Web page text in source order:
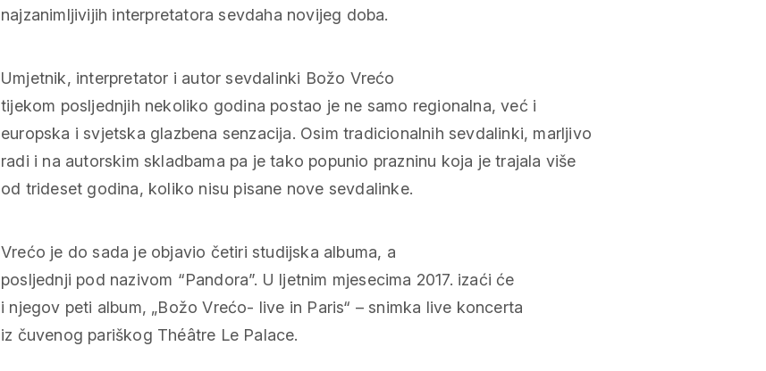
Umjetnik, interpretator i autor sevdalinki Božo Vrećo
tijekom posljednjih nekoliko godina postao je ne samo regionalna, već i
europska i svjetska glazbena senzacija. Osim tradicionalnih sevdalinki, marljivo
radi i na autorskim skladbama pa je tako popunio prazninu koja je trajala više
od trideset godina, koliko nisu pisane nove sevdalinke.
Vrećo je do sada je objavio četiri studijska albuma, a
posljednji pod nazivom “Pandora”. U ljetnim mjesecima 2017. izaći će
i njegov peti album, „Božo Vrećo- live in Paris“ – snimka live koncerta
iz čuvenog pariškog Théâtre Le Palace.